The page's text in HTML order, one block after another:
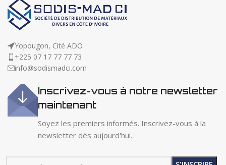
Yopougon, Cité ADO
+225 07 17 77 77 73
info@sodismadci.com
Inscrivez-vous à notre newsletter
maintenant
Soyez les premiers informés. Inscrivez-vous à la
newsletter dès aujourd'hui.